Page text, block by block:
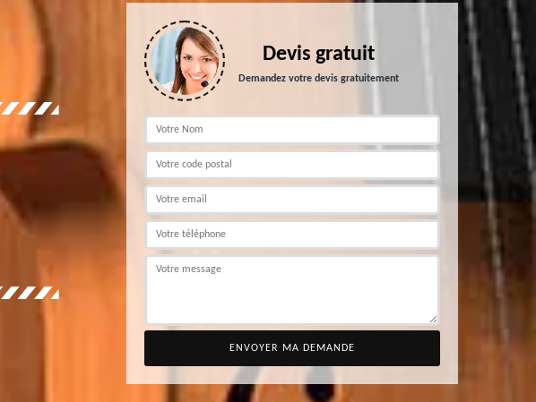
Devis gratuit
Demandez votre devis gratuitement